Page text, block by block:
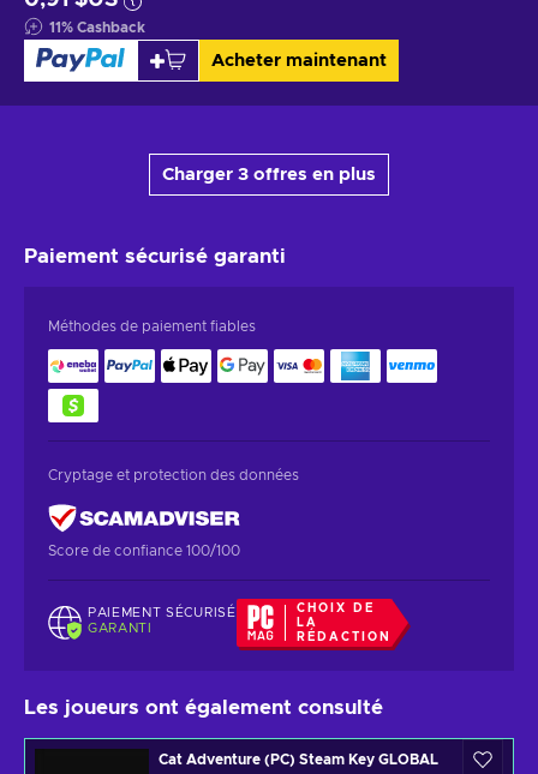
11% Cashback
Acheter maintenant
Charger 3 offres en plus
Paiement sécurisé garanti
Méthodes de paiement fiables
Cryptage et protection des données
Score de confiance 100/100
PAIEMENT SÉCURISÉ
GARANTI
CHOIX DE
LA
RÉDACTION
Les joueurs ont également consulté
Cat Adventure (PC) Steam Key GLOBAL